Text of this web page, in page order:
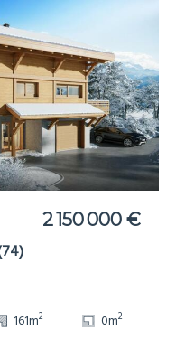
2 150 000 €
161m2 0m2